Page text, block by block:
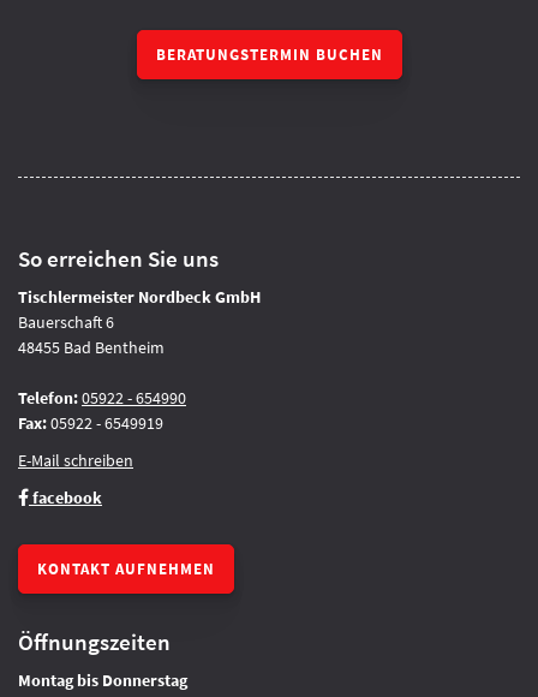
BERATUNGSTERMIN BUCHEN
So erreichen Sie uns
Tischlermeister Nordbeck GmbH
Bauerschaft 6
48455 Bad Bentheim
Telefon:05922 - 654990
Fax:05922 - 6549919
E-Mail schreiben
facebook
KONTAKT AUFNEHMEN
Öffnungszeiten
Montag bis Donnerstag